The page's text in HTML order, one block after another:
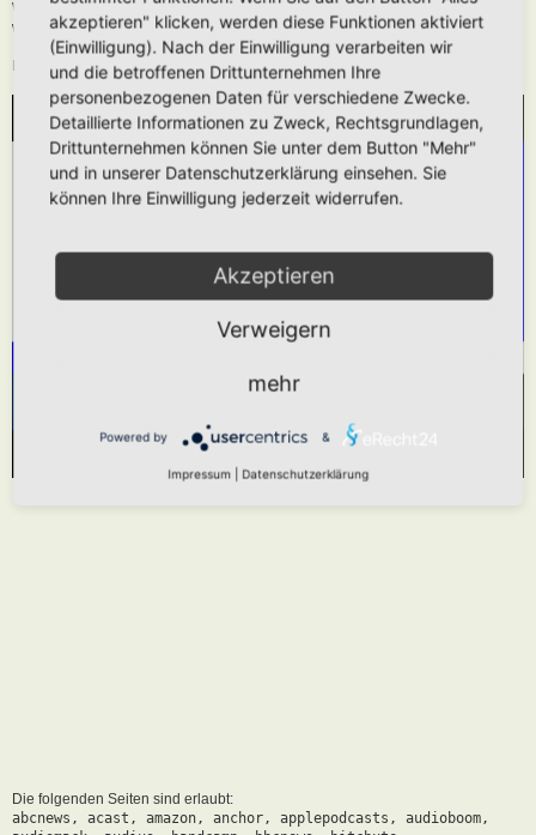
Wie oben beschrieben kann die URL auch ohne die[media]Tags verwendet
werden.
Das hier gezeigt Beispiel würde folgendes generieren:
WIR BENÖTIGEN IHRE ZUSTIMMUNG, UM
DEN YOUTUBE-SERVICE ZU LADEN!
um Videoinhalte einzubetten. Dieser Service kann
Daten zu Ihren Aktivitäten sammeln. Bitte lesen
Sie die Details durch und stimmen Sie der
Nutzung des Service zu, um dieses Video
Mehr Informationen
Powered byUsercentrics Consent Management Platform
Die folgenden Seiten sind erlaubt:
abcnews, acast, amazon, anchor, applepodcasts, audioboom,
akzeptieren" klicken, werden diese Funktionen aktiviert
(Einwilligung). Nach der Einwilligung verarbeiten wir
und die betroffenen Drittunternehmen Ihre
personenbezogenen Daten für verschiedene Zwecke.
Detaillierte Informationen zu Zweck, Rechtsgrundlagen,
Drittunternehmen können Sie unter dem Button "Mehr"
und in unserer Datenschutzerklärung einsehen. Sie
können Ihre Einwilligung jederzeit widerrufen.
Akzeptieren
Verweigern
mehr
Powered by &
Impressum Datenschutzerklärung